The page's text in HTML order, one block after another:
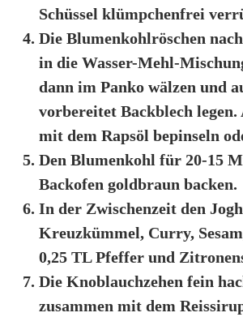
Schüssel klümpchenfrei
Die Blumenkohlröschen
in die Wasser-Mehl-
dann im Panko wälzen und
vorbereitet Backblech legen.
mit dem Rapsöl bepinseln
Den Blumenkohl für 20-15
Backofen goldbraun backen.
In der Zwischenzeit den
Kreuzkümmel, Curry,
0,25 TL Pfeffer und
Die Knoblauchzehen fein
zusammen mit dem